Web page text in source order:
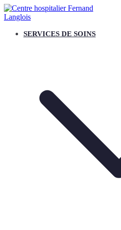
Aller
au
CENTRE
RESPECT, PRENDRE SOIN,
SERVICES DE SOINS